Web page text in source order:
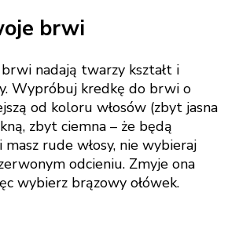
brwi
nadają twarzy kształt i
Wypróbuj kredkę do brwi o
od koloru włosów (zbyt jasna
zbyt ciemna – że będą
rude włosy, nie wybieraj
odcieniu. Zmyje ona
wybierz brązowy ołówek.